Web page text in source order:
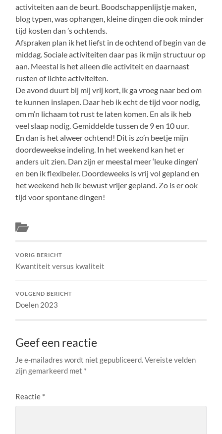
activiteiten aan de beurt. Boodschappenlijstje maken,
blog typen, was ophangen, kleine dingen die ook minder
tijd kosten dan ’s ochtends.
Afspraken plan ik het liefst in de ochtend of begin van de
middag. Sociale activiteiten daar pas ik mijn structuur op
aan. Meestal is het alleen die activiteit en daarnaast
rusten of lichte activiteiten.
De avond duurt bij mij vrij kort, ik ga vroeg naar bed om
te kunnen inslapen. Daar heb ik echt de tijd voor nodig,
om m’n lichaam tot rust te laten komen. En als ik heb
veel slaap nodig. Gemiddelde tussen de 9 en 10 uur.
En dan is het alweer ochtend! Dit is zo’n beetje mijn
doordeweekse indeling. In het weekend kan het er
anders uit zien. Dan zijn er meestal meer ‘leuke dingen’
en ben ik flexibeler. Doordeweeks is vrij vol gepland en
het weekend heb ik bewust vrijer gepland. Zo is er ook
tijd voor spontane dingen!
VORIG BERICHT
Kwantiteit versus kwaliteit
VOLGEND BERICHT
Doelen 2023
Geef een reactie
Je e-mailadres wordt niet gepubliceerd. Vereiste velden
zijn gemarkeerd met *
Reactie *